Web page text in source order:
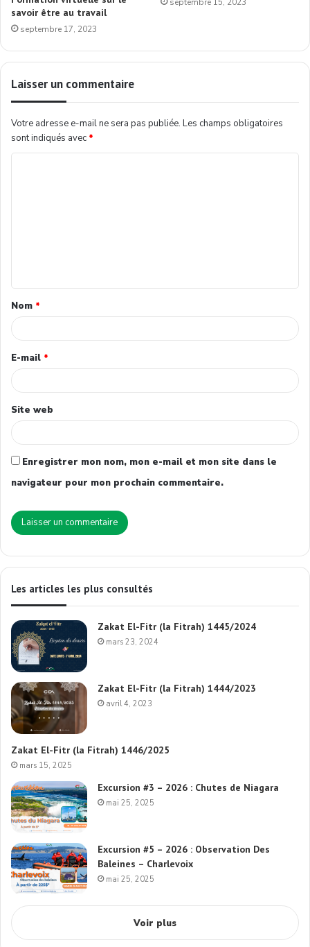
savoir être au travail
septembre 17, 2023
Laisser un commentaire
Votre adresse e-mail ne sera pas publiée. Les champs obligatoires
sont indiqués avec *
Nom *
E-mail *
Site web
Enregistrer mon nom, mon e-mail et mon site dans le
navigateur pour mon prochain commentaire.
Les articles les plus consultés
Zakat El-Fitr (la Fitrah) 1445/2024
mars 23, 2024
Zakat El-Fitr (la Fitrah) 1444/2023
avril 4, 2023
Zakat El-Fitr (la Fitrah) 1446/2025
mars 15, 2025
Excursion #3 – 2026 : Chutes de Niagara
mai 25, 2025
Excursion #5 – 2026 : Observation Des
Baleines – Charlevoix
mai 25, 2025
Voir plus